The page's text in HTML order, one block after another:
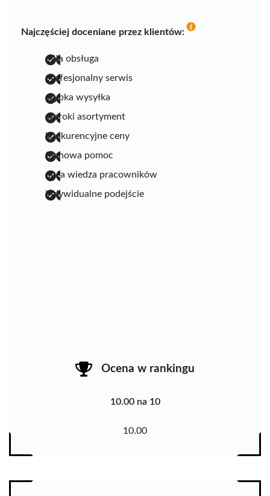
Najczęściej doceniane przez klientów:
miła obsługa
profesjonalny serwis
szybka wysyłka
szeroki asortyment
konkurencyjne ceny
fachowa pomoc
duża wiedza pracowników
indywidualne podejście
Ocena w rankingu
10.00 na 10
10.00